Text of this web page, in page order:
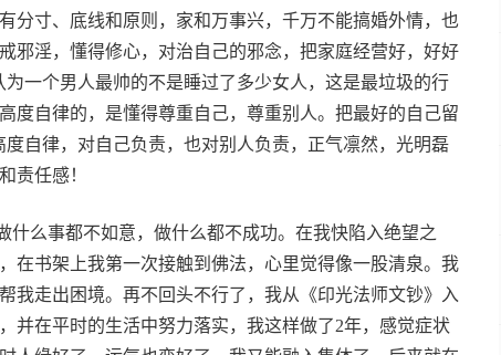
分寸、底线和原则，家和万事兴，千万不能搞婚外情，也
邪淫，懂得修心，对治自己的邪念，把家庭经营好，好好
一个男人最帅的不是睡过了多少女人，这是最垃圾的行
度自律的，是懂得尊重自己，尊重别人。把最好的自己留
自律，对自己负责，也对别人负责，正气凛然，光明磊
责任感！
什么事都不如意，做什么都不成功。在我快陷入绝望之
在书架上我第一次接触到佛法，心里觉得像一股清泉。我
我走出困境。再不回头不行了，我从《印光法师文钞》入
并在平时的生活中努力落实，我这样做了2年，感觉症状